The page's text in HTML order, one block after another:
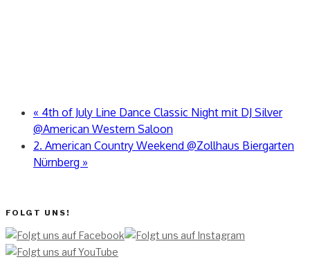
« 4th of July Line Dance Classic Night mit DJ Silver
@American Western Saloon
2. American Country Weekend @Zollhaus Biergarten
Nürnberg »
FOLGT UNS!